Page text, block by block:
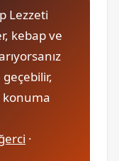
Lezzeti
kebap ve
konuma
·